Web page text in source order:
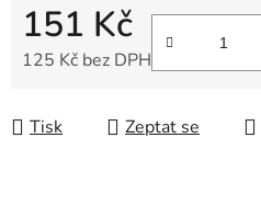
151 Kč
125 Kč bez DPH
Tisk Zeptat se